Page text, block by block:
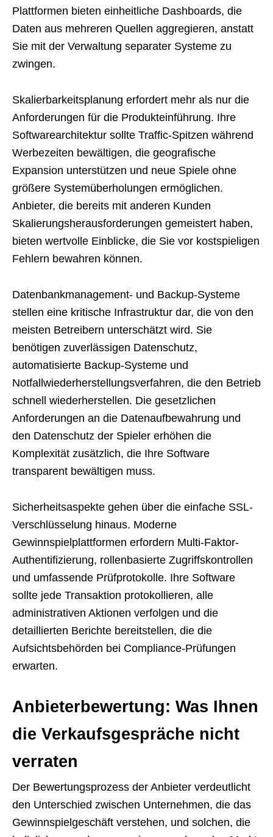
Plattformen bieten einheitliche Dashboards, die
Daten aus mehreren Quellen aggregieren, anstatt
Sie mit der Verwaltung separater Systeme zu
zwingen.
Skalierbarkeitsplanung erfordert mehr als nur die
Anforderungen für die Produkteinführung. Ihre
Softwarearchitektur sollte Traffic-Spitzen während
Werbezeiten bewältigen, die geografische
Expansion unterstützen und neue Spiele ohne
größere Systemüberholungen ermöglichen.
Anbieter, die bereits mit anderen Kunden
Skalierungsherausforderungen gemeistert haben,
bieten wertvolle Einblicke, die Sie vor kostspieligen
Fehlern bewahren können.
Datenbankmanagement- und Backup-Systeme
stellen eine kritische Infrastruktur dar, die von den
meisten Betreibern unterschätzt wird. Sie
benötigen zuverlässigen Datenschutz,
automatisierte Backup-Systeme und
Notfallwiederherstellungsverfahren, die den Betrieb
schnell wiederherstellen. Die gesetzlichen
Anforderungen an die Datenaufbewahrung und
den Datenschutz der Spieler erhöhen die
Komplexität zusätzlich, die Ihre Software
transparent bewältigen muss.
Sicherheitsaspekte gehen über die einfache SSL-
Verschlüsselung hinaus. Moderne
Gewinnspielplattformen erfordern Multi-Faktor-
Authentifizierung, rollenbasierte Zugriffskontrollen
und umfassende Prüfprotokolle. Ihre Software
sollte jede Transaktion protokollieren, alle
administrativen Aktionen verfolgen und die
detaillierten Berichte bereitstellen, die die
Aufsichtsbehörden bei Compliance-Prüfungen
erwarten.
Anbieterbewertung: Was Ihnen
die Verkaufsgespräche nicht
verraten
Der Bewertungsprozess der Anbieter verdeutlicht
den Unterschied zwischen Unternehmen, die das
Gewinnspielgeschäft verstehen, und solchen, die